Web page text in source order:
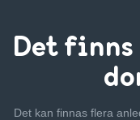
Det
Det kan finnas flera